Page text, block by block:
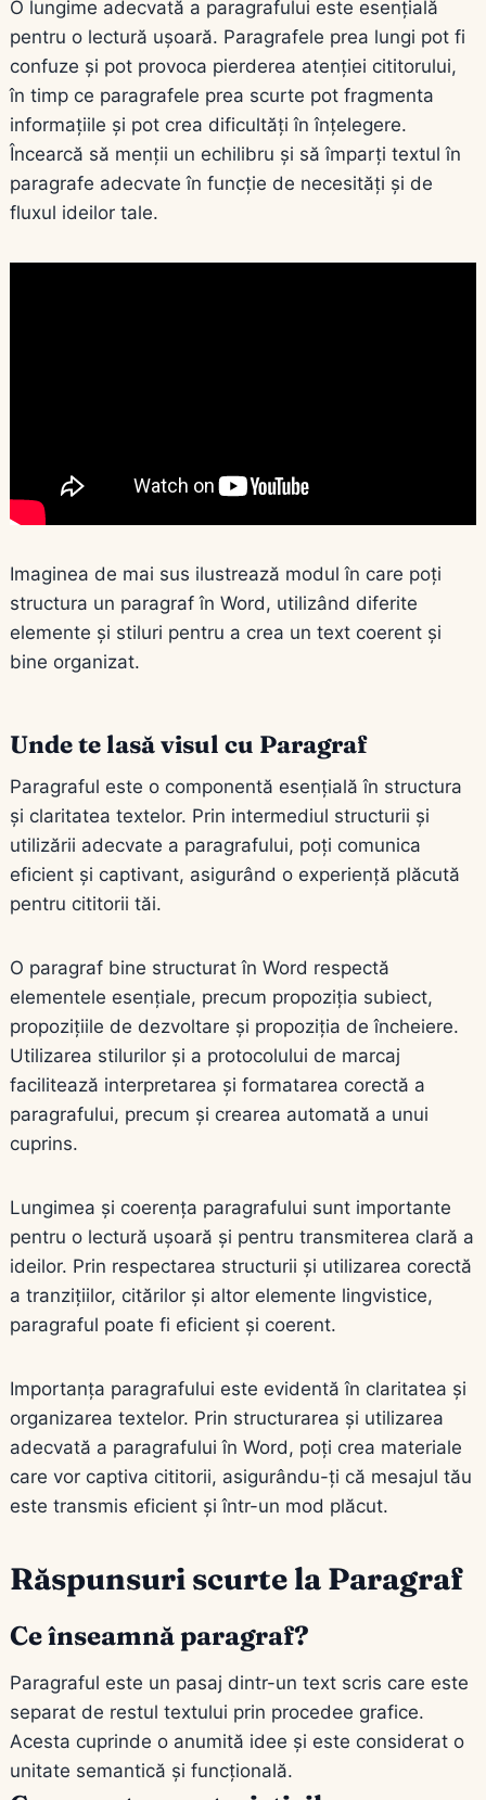
O lungime adecvată a paragrafului este esențială
pentru o lectură ușoară. Paragrafele prea lungi pot fi
confuze și pot provoca pierderea atenției cititorului,
în timp ce paragrafele prea scurte pot fragmenta
informațiile și pot crea dificultăți în înțelegere.
Încearcă să menții un echilibru și să împarți textul în
paragrafe adecvate în funcție de necesități și de
fluxul ideilor tale.
Imaginea de mai sus ilustrează modul în care poți
structura un paragraf în Word, utilizând diferite
elemente și stiluri pentru a crea un text coerent și
bine organizat.
Unde te lasă visul cu Paragraf
Paragraful este o componentă esențială în structura
și claritatea textelor. Prin intermediul structurii și
utilizării adecvate a paragrafului, poți comunica
eficient și captivant, asigurând o experiență plăcută
pentru cititorii tăi.
O paragraf bine structurat în Word respectă
elementele esențiale, precum propoziția subiect,
propozițiile de dezvoltare și propoziția de încheiere.
Utilizarea stilurilor și a protocolului de marcaj
facilitează interpretarea și formatarea corectă a
paragrafului, precum și crearea automată a unui
cuprins.
Lungimea și coerența paragrafului sunt importante
pentru o lectură ușoară și pentru transmiterea clară a
ideilor. Prin respectarea structurii și utilizarea corectă
a tranzițiilor, citărilor și altor elemente lingvistice,
paragraful poate fi eficient și coerent.
Importanța paragrafului este evidentă în claritatea și
organizarea textelor. Prin structurarea și utilizarea
adecvată a paragrafului în Word, poți crea materiale
care vor captiva cititorii, asigurându-ți că mesajul tău
este transmis eficient și într-un mod plăcut.
Răspunsuri scurte la Paragraf
Ce înseamnă paragraf?
Paragraful este un pasaj dintr-un text scris care este
separat de restul textului prin procedee grafice.
Acesta cuprinde o anumită idee și este considerat o
unitate semantică și funcțională.